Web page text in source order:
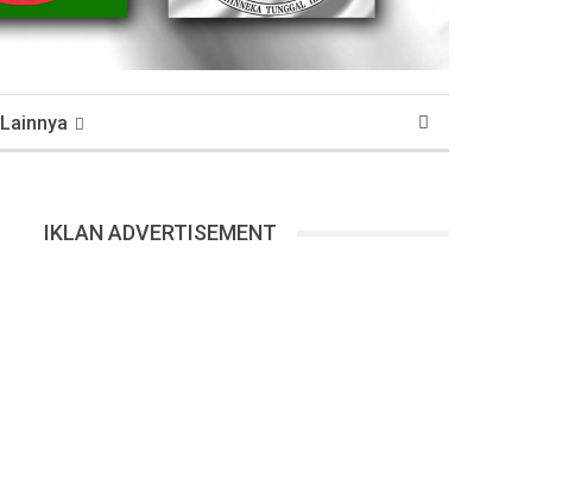
Lainnya
IKLAN ADVERTISEMENT